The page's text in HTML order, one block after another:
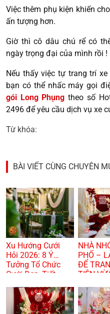
Việc thêm phụ kiện khiến
ấn tượng hơn.
Giờ thì cô dâu chú rể có
ngày trọng đại của mình rồi !
Nếu thấy việc tự trang trí
bạn có thể nhấc máy gọi
gói Long Phụng theo số
2496 để yêu cầu dịch vụ xe
Từ khóa:
BÀI VIẾT CÙNG CHUYÊN
Xu Hướng Cưới
Hỏi 2026: 8 Ý
Tưởng Tổ Chức
Cưới Đẹp, Tiết
NHÀ
PHỐ –
ĐỂ
TIÊN